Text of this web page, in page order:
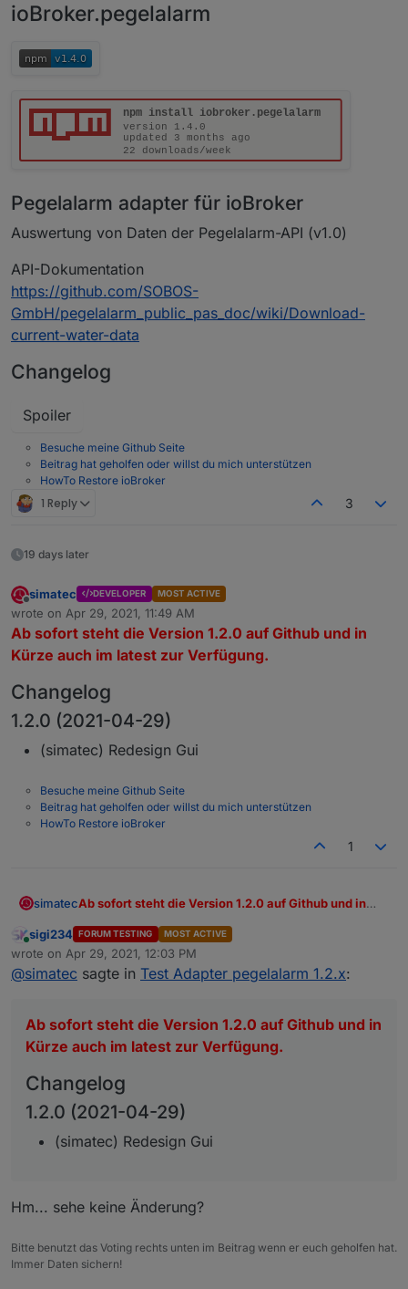
ioBroker.pegelalarm
Pegelalarm adapter für ioBroker
Auswertung von Daten der Pegelalarm-API (v1.0)
API-Dokumentation
https://github.com/SOBOS-
GmbH/pegelalarm_public_pas_doc/wiki/Download-
current-water-data
Changelog
Spoiler
Besuche meine Github Seite
Beitrag hat geholfen oder willst du mich unterstützen
HowTo Restore ioBroker
1 Reply 3
19 days later
Offline
simatec DEVELOPER MOST ACTIVE
wrote on Apr 29, 2021, 11:49 AM
last edited by
Ab sofort steht die Version 1.2.0 auf Github und in
Kürze auch im latest zur Verfügung.
Changelog
1.2.0 (2021-04-29)
(simatec) Redesign Gui
Besuche meine Github Seite
Beitrag hat geholfen oder willst du mich unterstützen
HowTo Restore ioBroker
1
simatecAb sofort steht die Version 1.2.0 auf Github und in
Changelog
1.2.0 (2021-04-29)
(simatec) Redesign Gui
Online
sigi234 FORUM TESTING MOST ACTIVE
wrote on Apr 29, 2021, 12:03 PM
last edited by
@simatec sagte in Test Adapter pegelalarm 1.2.x:
Ab sofort steht die Version 1.2.0 auf Github und in
Kürze auch im latest zur Verfügung.
Changelog
1.2.0 (2021-04-29)
(simatec) Redesign Gui
Hm... sehe keine Änderung?
Bitte benutzt das Voting rechts unten im Beitrag wenn er euch geholfen hat.
Immer Daten sichern!